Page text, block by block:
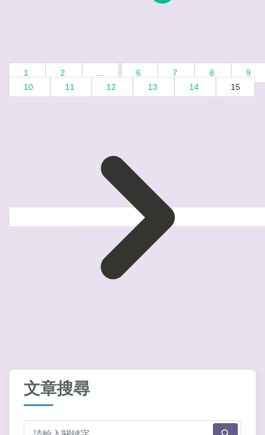
1 2 6 7 8
9
10
11 12 13 14 15
文章搜尋